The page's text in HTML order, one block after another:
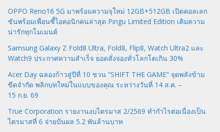
OPPO Reno16 5G มาพร้อมความจุใหม่ 12GB+512GB เปิดคอลเลก
ชันพร้อมเพื่อนซี้ไอคอนิกคนล่าสุด Pingu Limited Edition เติมความ
น่ารักทุกโมเมนต์
Samsung Galaxy Z Fold8 Ultra, Fold8, Flip8, Watch Ultra2 และ
Watch9 ประกาศความสำเร็จ ยอดสั่งจองทั่วโลกโตเกิน 30%
Acer Day ฉลองก้าวสู่ปีที่ 10 ชวน “SHIFT THE GAME” จุดพลังข้าม
ขีดจำกัด พลิกบทใหม่ในแบบของคุณ ระหว่างวันที่ 14 ส.ค. –
15 ก.ย. 69
True Corporation รายงานงบไตรมาส 2/2569 ทำกำไรต่อเนื่องเป็น
ไตรมาสที่ 6 จ่ายปันผล 5.2 พันล้านบาท